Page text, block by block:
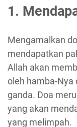
1.
Mengamalkan
mendapatkan
Allah akan
oleh hamba-Nya
ganda. Doa
yang akan
yang melimpah.